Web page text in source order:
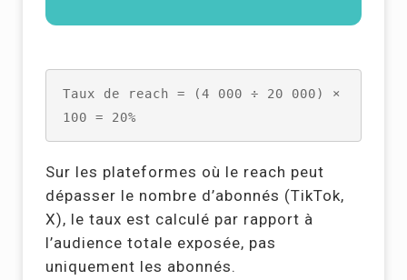
Taux de reach = (4 000 ÷ 20 000) ×
100 = 20%
Sur les plateformes où le reach peut
dépasser le nombre d’abonnés (TikTok,
X), le taux est calculé par rapport à
l’audience totale exposée, pas
uniquement les abonnés.